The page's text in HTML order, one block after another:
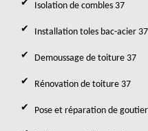
Isolation de combles 37
Installation toles bac-acier 37
Demoussage de toiture 37
Rénovation de toiture 37
Pose et réparation de